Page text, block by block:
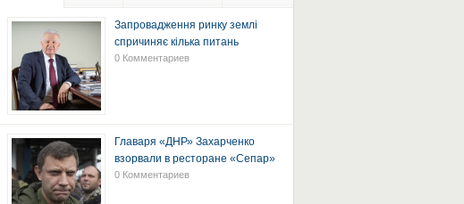
Запровадження ринку землі
спричиняє кілька питань
0 Комментариев
Главаря «ДНР» Захарченко
взорвали в ресторане «Сепар»
0 Комментариев